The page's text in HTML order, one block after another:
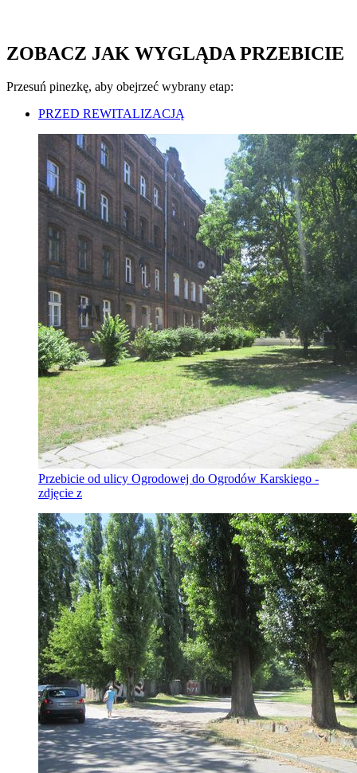
ZOBACZ JAK WYGLĄDA PRZEBICIE
Przesuń pinezkę, aby obejrzeć wybrany etap:
PRZED REWITALIZACJĄ
Przebicie od ulicy Ogrodowej do Ogrodów Karskiego -
zdjęcie z